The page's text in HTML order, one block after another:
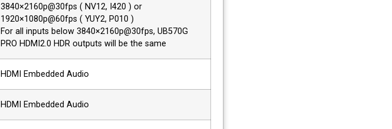
3840×2160p@30fps ( NV12, I420 ) or
1920×1080p@60fps ( YUY2, P010 )
For all inputs below 3840×2160p@30fps, UB570G
PRO HDMI2.0 HDR outputs will be the same
HDMI Embedded Audio
HDMI Embedded Audio